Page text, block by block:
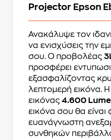
Projector Epson
Ανακάλυψε τον
να ενισχύσεις την
σου. Ο προβολέας
προσφέρει
εξασφαλίζοντας
λεπτομερή εικόνα.
εικόνας 4.600
εικόνα σου θα είναι
ευανάγνωστη
συνθηκών